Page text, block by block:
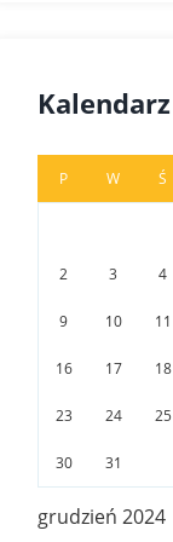
Kalendarz
grudzień 2024
P W Ś
2 3 4
9 10 11
16 17 18
23 24 25
30 31